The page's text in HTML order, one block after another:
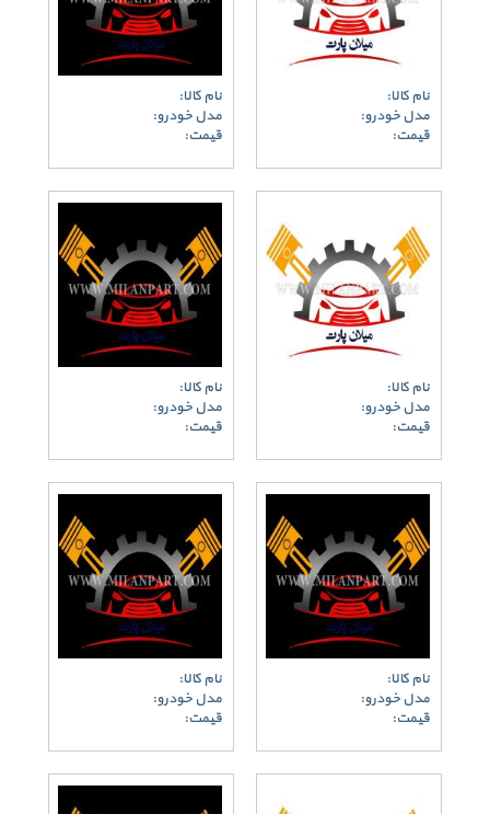
نام کالا:
مدل خودرو:
قیمت:
نام کالا:
مدل خودرو:
قیمت:
نام کالا:
مدل خودرو:
قیمت:
نام کالا:
مدل خودرو:
قیمت:
نام کالا:
مدل خودرو:
قیمت:
نام کالا:
مدل خودرو:
قیمت: